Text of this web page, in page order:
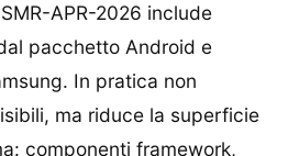
APR-2026 include
pacchetto Android e
In pratica non
ma riduce la superficie
componenti framework,